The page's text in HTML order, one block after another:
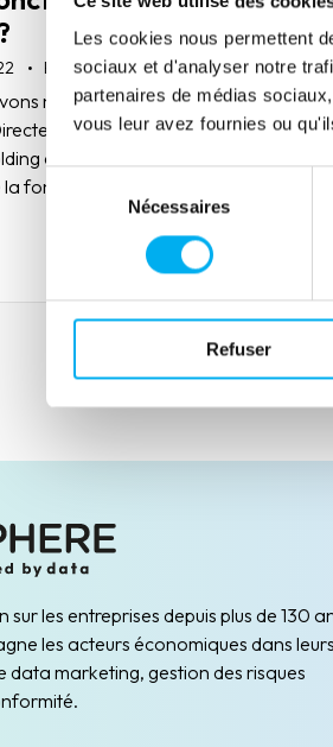
Les cookies nous permettent
sociaux et d'analyser notre
partenaires de médias
vous leur avez fournies ou
consentement
Nécessaires
Refuser
Risk management
notre entretien avec Jean-
administratif et financier
de la société Ellisphere, sur
fonction DAF.
Lire la suite
les entreprises depuis plus de 130
les acteurs économiques dans leurs
data marketing, gestion des risques